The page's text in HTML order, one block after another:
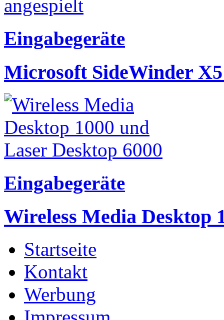
Eingabegeräte
Microsoft SideWinder
Eingabegeräte
Wireless Media Desktop
Startseite
Kontakt
Werbung